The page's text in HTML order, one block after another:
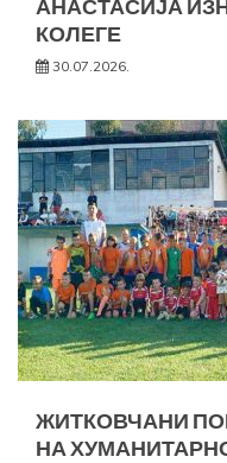
АНАСТАСИЈА
КОЛЕГЕ
30.07.2026.
ЖИТКОВЧАНИ
НА